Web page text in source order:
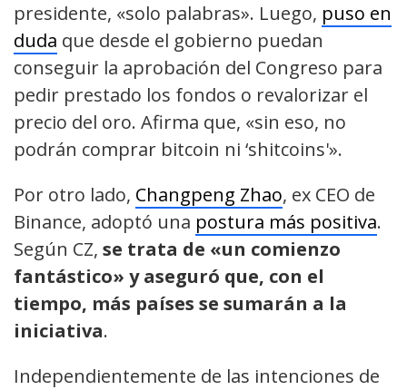
presidente, «solo palabras». Luego, puso en
duda que desde el gobierno puedan
conseguir la aprobación del Congreso para
pedir prestado los fondos o revalorizar el
precio del oro. Afirma que, «sin eso, no
podrán comprar bitcoin ni ‘shitcoins'».
Por otro lado, Changpeng Zhao, ex CEO de
Binance, adoptó una postura más positiva.
Según CZ, se trata de «un comienzo
fantástico» y aseguró que, con el
tiempo, más países se sumarán a la
iniciativa.
Independientemente de las intenciones de